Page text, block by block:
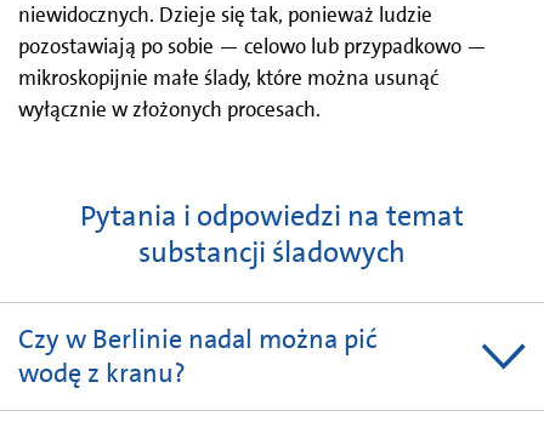
niewidocznych. Dzieje się tak, ponieważ ludzie
pozostawiają po sobie — celowo lub przypadkowo —
mikroskopijnie małe ślady, które można usunąć
wyłącznie w złożonych procesach.
Pytania i odpowiedzi na temat
substancji śladowych
Czy w Berlinie nadal można pić
wodę z kranu?